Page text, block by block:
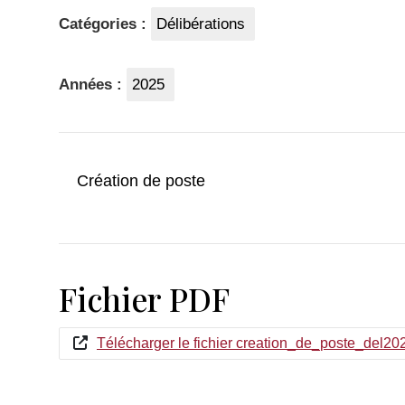
Catégories : Délibérations
Années : 2025
Création de poste
Fichier PDF
Télécharger le fichier